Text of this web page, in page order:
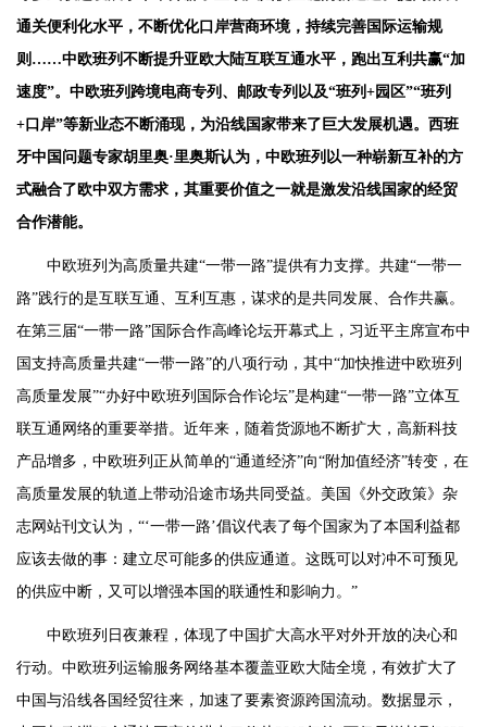
通关便利化水平，不断优化口岸营商环境，持续完善国际运输规
则……中欧班列不断提升亚欧大陆互联互通水平，跑出互利共赢“加
速度”。中欧班列跨境电商专列、邮政专列以及“班列+园区”“班列
+口岸”等新业态不断涌现，为沿线国家带来了巨大发展机遇。 西班
牙中国问题专家胡里奥·里奥斯认为，中欧班列以一种崭新互补的方
式融合了欧中双方需求，其重要价值之一就是激发沿线国家的经贸
合作潜能。
中欧班列为高质量共建“一带一路”提供有力支撑。共建“一带一
路”践行的是互联互通、互利互惠，谋求的是共同发展、合作共赢。
在第三届“一带一路”国际合作高峰论坛开幕式上，习近平主席宣布中
国支持高质量共建“一带一路”的八项行动，其中“加快推进中欧班列
高质量发展”“办好中欧班列国际合作论坛”是构建“一带一路”立体互
联互通网络的重要举措。近年来，随着货源地不断扩大，高新科技
产品增多，中欧班列正从简单的“通道经济”向“附加值经济”转变，在
高质量发展的轨道上带动沿途市场共同受益。美国《外交政策》杂
志网站刊文认为，“‘一带一路’倡议代表了每个国家为了本国利益都
应该去做的事：建立尽可能多的供应通道。这既可以对冲不可预见
的供应中断，又可以增强本国的联通性和影响力。”
中欧班列日夜兼程，体现了中国扩大高水平对外开放的决心和
行动。中欧班列运输服务网络基本覆盖亚欧大陆全境，有效扩大了
中国与沿线各国经贸往来，加速了要素资源跨国流动。数据显示，